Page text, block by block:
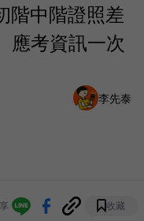
階中階證照差
應考資訊一次
李先泰
收藏